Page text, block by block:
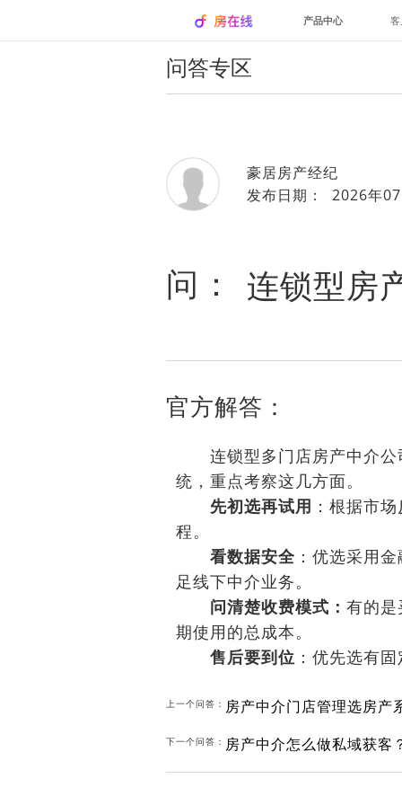
产品中心
问答专区
豪居房产经纪
发布日期： 2026年
问： 连锁型房
官方解答：
连锁型多门店房产中介公
统，重点考察这几方面。‌‌
先初选再试用 ：根据市
程。
看数据安全：优选采用
足线下中介业务。
问清楚收费模式： 有的
期使用的总成本‌。
售后要到位 ：优先选有
上一个问答： 房产中介门店管理选房产
下一个问答： 房产中介怎么做私域获客